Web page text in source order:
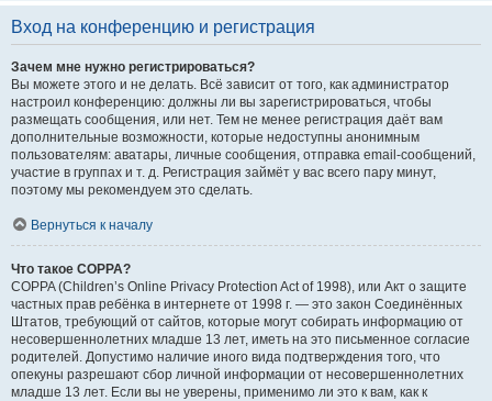
Вход на конференцию и регистрация
Зачем мне нужно регистрироваться?
Вы можете этого и не делать. Всё зависит от того, как администратор
настроил конференцию: должны ли вы зарегистрироваться, чтобы
размещать сообщения, или нет. Тем не менее регистрация даёт вам
дополнительные возможности, которые недоступны анонимным
пользователям: аватары, личные сообщения, отправка email-сообщений,
участие в группах и т. д. Регистрация займёт у вас всего пару минут,
поэтому мы рекомендуем это сделать.
Вернуться к началу
Что такое COPPA?
COPPA (Children’s Online Privacy Protection Act of 1998), или Акт о защите
частных прав ребёнка в интернете от 1998 г. — это закон Соединённых
Штатов, требующий от сайтов, которые могут собирать информацию от
несовершеннолетних младше 13 лет, иметь на это письменное согласие
родителей. Допустимо наличие иного вида подтверждения того, что
опекуны разрешают сбор личной информации от несовершеннолетних
младше 13 лет. Если вы не уверены, применимо ли это к вам, как к